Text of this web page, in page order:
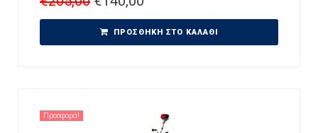
ΠΡΟΣΘΉΚΗ ΣΤΟ ΚΑΛΆΘΙ
Προσφορά!